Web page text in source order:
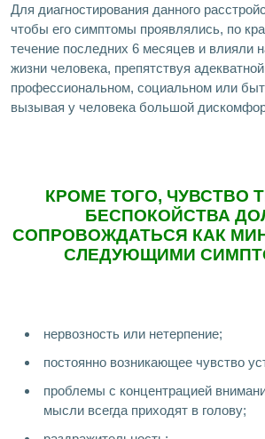
Для диагностирования данного
чтобы его симптомы проявлялись, по
течение последних 6 месяцев и влияли
жизни человека, препятствуя
профессиональном, социальном или
вызывая у человека большой
КРОМЕ ТОГО, ЧУВСТВО
БЕСПОКОЙСТВА
СОПРОВОЖДАТЬСЯ КАК
СЛЕДУЮЩИМИ
нервозность или нетерпение;
постоянно возникающее чувство
проблемы с концентрацией
мысли всегда приходят в голову;